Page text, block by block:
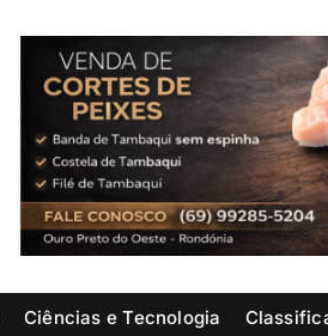
Ciências e Tecnologia